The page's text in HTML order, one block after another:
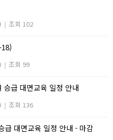
| 조회 102
| 조회 99
승급 대면교육 일정 안내
| 조회 136
급 대면교육 일정 안내 - 마감